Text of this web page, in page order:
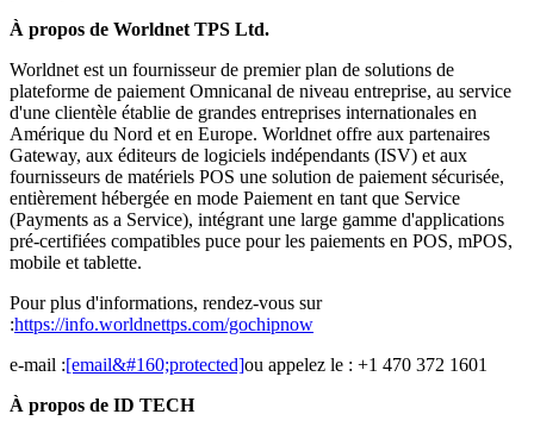
À propos de Worldnet TPS Ltd.
Worldnet est un fournisseur de premier plan de solutions de
plateforme de paiement Omnicanal de niveau entreprise, au service
d'une clientèle établie de grandes entreprises internationales en
Amérique du Nord et en Europe. Worldnet offre aux partenaires
Gateway, aux éditeurs de logiciels indépendants (ISV) et aux
fournisseurs de matériels POS une solution de paiement sécurisée,
entièrement hébergée en mode Paiement en tant que Service
(Payments as a Service), intégrant une large gamme d'applications
pré-certifiées compatibles puce pour les paiements en POS, mPOS,
mobile et tablette.
Pour plus d'informations, rendez-vous sur
:https://info.worldnettps.com/gochipnow
e-mail :[email&#160;protected]ou appelez le : +1 470 372 1601
À propos de ID TECH